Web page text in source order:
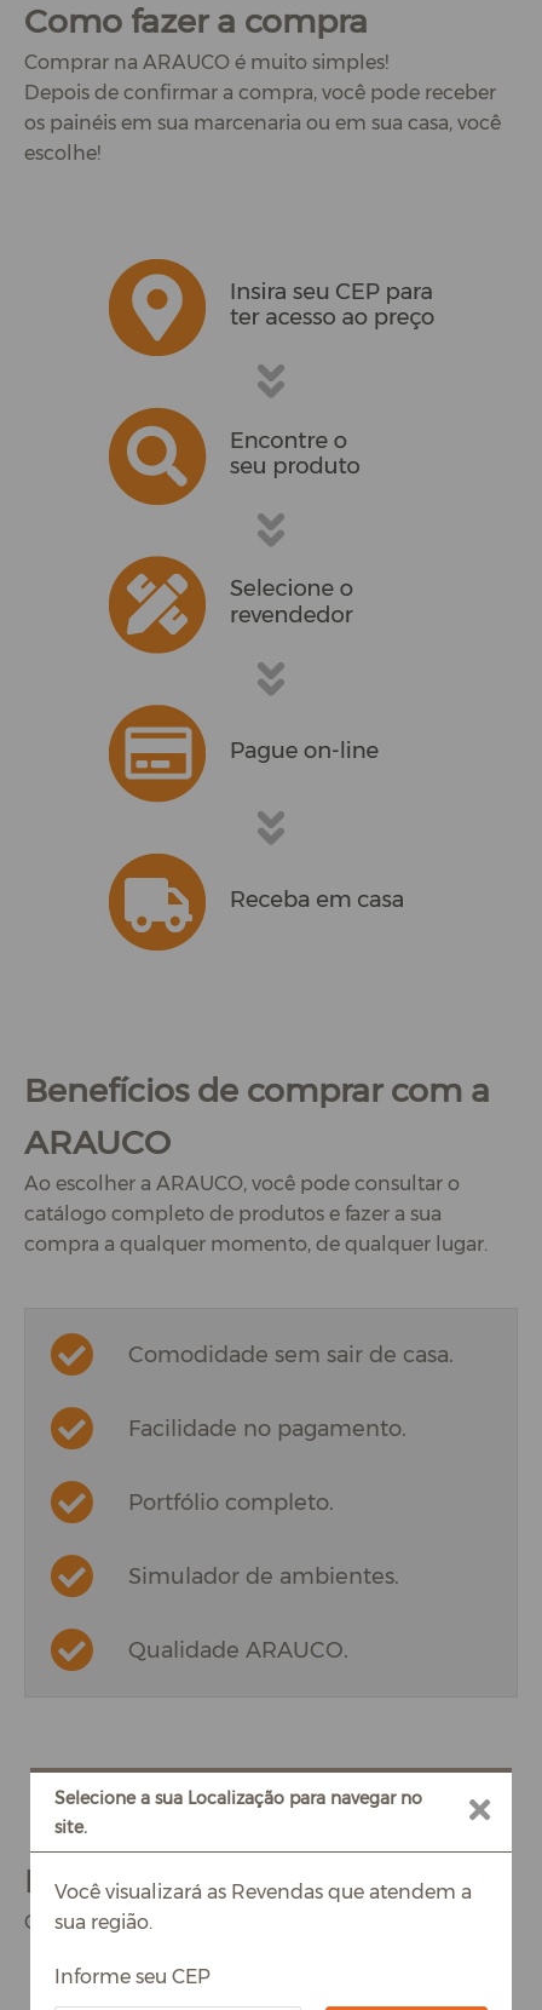
Como fazer a compra
Comprar na ARAUCO é muito simples!
Depois de confirmar a compra, você pode receber
os painéis em sua marcenaria ou em sua casa, você
escolhe!
Benefícios de comprar com a
ARAUCO
Ao escolher a ARAUCO, você pode consultar o
catálogo completo de produtos e fazer a sua
compra a qualquer momento, de qualquer lugar.
Comodidade sem sair de casa.
Facilidade no pagamento.
Portfólio completo.
Simulador de ambientes.
Qualidade ARAUCO.
Fique ON com a ARAUCO!
Confira as revendas parceiras
Você visualizará as Revendas que atendem a
sua região.
Informe seu CEP
Selecione a sua Localização para navegar no
site.